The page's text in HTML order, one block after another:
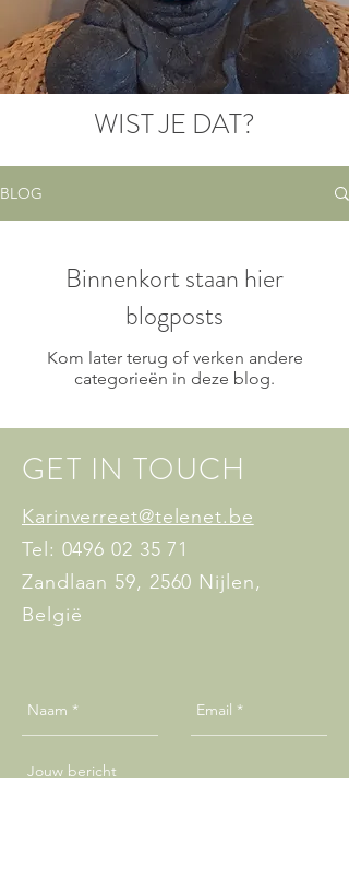
WIST JE DAT?
BLOG
Binnenkort staan hier
blogposts
Kom later terug of verken andere
categorieën in deze blog.
GET IN TOUCH
Karinverreet@telenet.be
Tel: 0496 02 35 71
Zandlaan 59, 2560 Nijlen,
België